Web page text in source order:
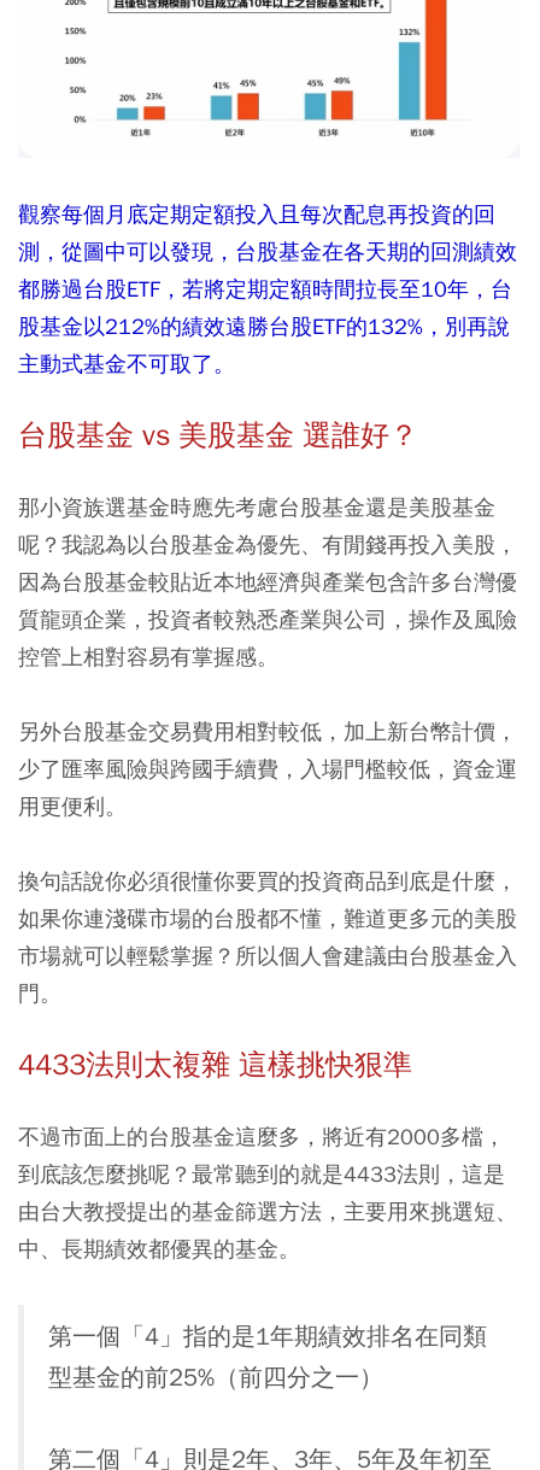
觀察每個月底定期定額投入且每次配息再投資的回
測，從圖中可以發現，台股基金在各天期的回測績效
都勝過台股ETF，若將定期定額時間拉長至10年，台
股基金以212%的績效遠勝台股ETF的132%，別再說
主動式基金不可取了。
台股基金 vs 美股基金 選誰好？
那小資族選基金時應先考慮台股基金還是美股基金
呢？我認為以台股基金為優先、有閒錢再投入美股，
因為台股基金較貼近本地經濟與產業包含許多台灣優
質龍頭企業，投資者較熟悉產業與公司，操作及風險
控管上相對容易有掌握感。
另外台股基金交易費用相對較低，加上新台幣計價，
少了匯率風險與跨國手續費，入場門檻較低，資金運
用更便利。
換句話說你必須很懂你要買的投資商品到底是什麼，
如果你連淺碟市場的台股都不懂，難道更多元的美股
市場就可以輕鬆掌握？所以個人會建議由台股基金入
門。
4433法則太複雜 這樣挑快狠準
不過市面上的台股基金這麼多，將近有2000多檔，
到底該怎麼挑呢？最常聽到的就是4433法則，這是
由台大教授提出的基金篩選方法，主要用來挑選短、
中、長期績效都優異的基金。
第一個「4」指的是1年期績效排名在同類
型基金的前25%（前四分之一）
第二個「4」則是2年、3年、5年及年初至